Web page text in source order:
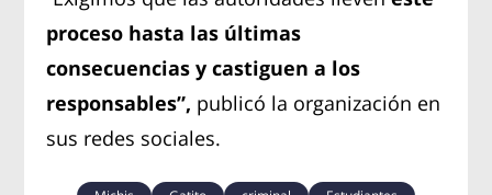
proceso hasta las últimas
consecuencias y castiguen a los
responsables”, publicó la organización en
sus redes sociales.